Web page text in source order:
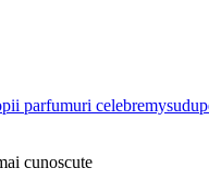
parfumuri celebre
cunoscute